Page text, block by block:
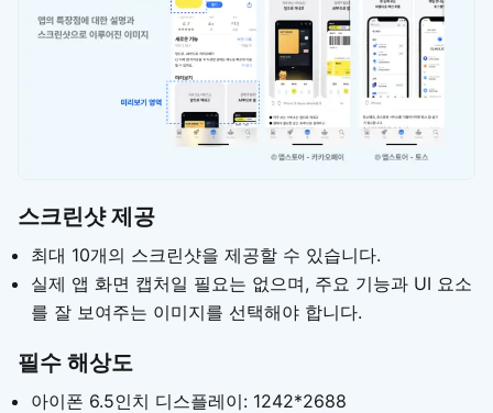
스크린샷 제공
최대 10개의 스크린샷을 제공할 수 있습니다.
실제 앱 화면 캡처일 필요는 없으며, 주요 기능과 UI 요소
를 잘 보여주는 이미지를 선택해야 합니다.
필수 해상도
아이폰 6.5인치 디스플레이: 1242*2688